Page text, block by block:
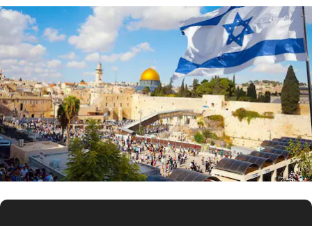
Clase
Clima
Mundial 2026
Eventos Corporativos
El Cronista Studio
Mediakit
abre en nueva pestaña
Argentina